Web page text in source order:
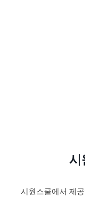
시
시원스쿨에서 제